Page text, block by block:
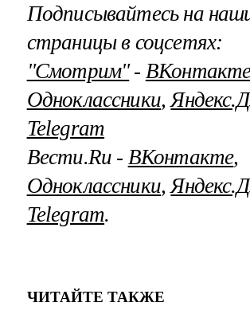
Подписывайтесь на
страницы в соцсетях:
"Смотрим"‐
Одноклассники,
Telegram
Вести.Ru ‐ ВКонтакте,
Одноклассники,
Telegram.
ЧИТАЙТЕ ТАКЖЕ